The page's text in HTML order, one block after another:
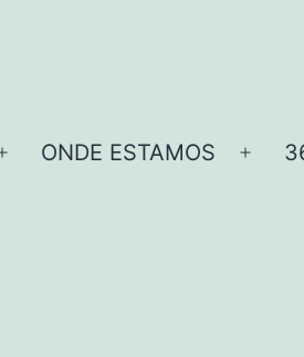
Abrir
ONDE ESTAMOS
Abrir